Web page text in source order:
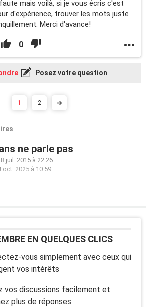
mais voilà, si je vous écris c'est
d'expérience, trouver les mots juste
Merci d'avance!
0
Posez votre question
1 2
ne parle pas
juil. 2015 à 22:26
oct. 2025 à 10:59
EN QUELQUES CLICS
vous simplement avec ceux qui
vos intérêts
vos discussions facilement et
plus de réponses